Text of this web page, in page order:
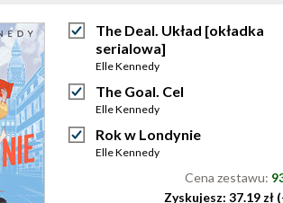
The Deal. Układ [okładka
serialowa]
Elle Kennedy
The Goal. Cel
Elle Kennedy
Rok w Londynie
Elle Kennedy
Cena zestawu:
Zyskujesz: 37.19 zł